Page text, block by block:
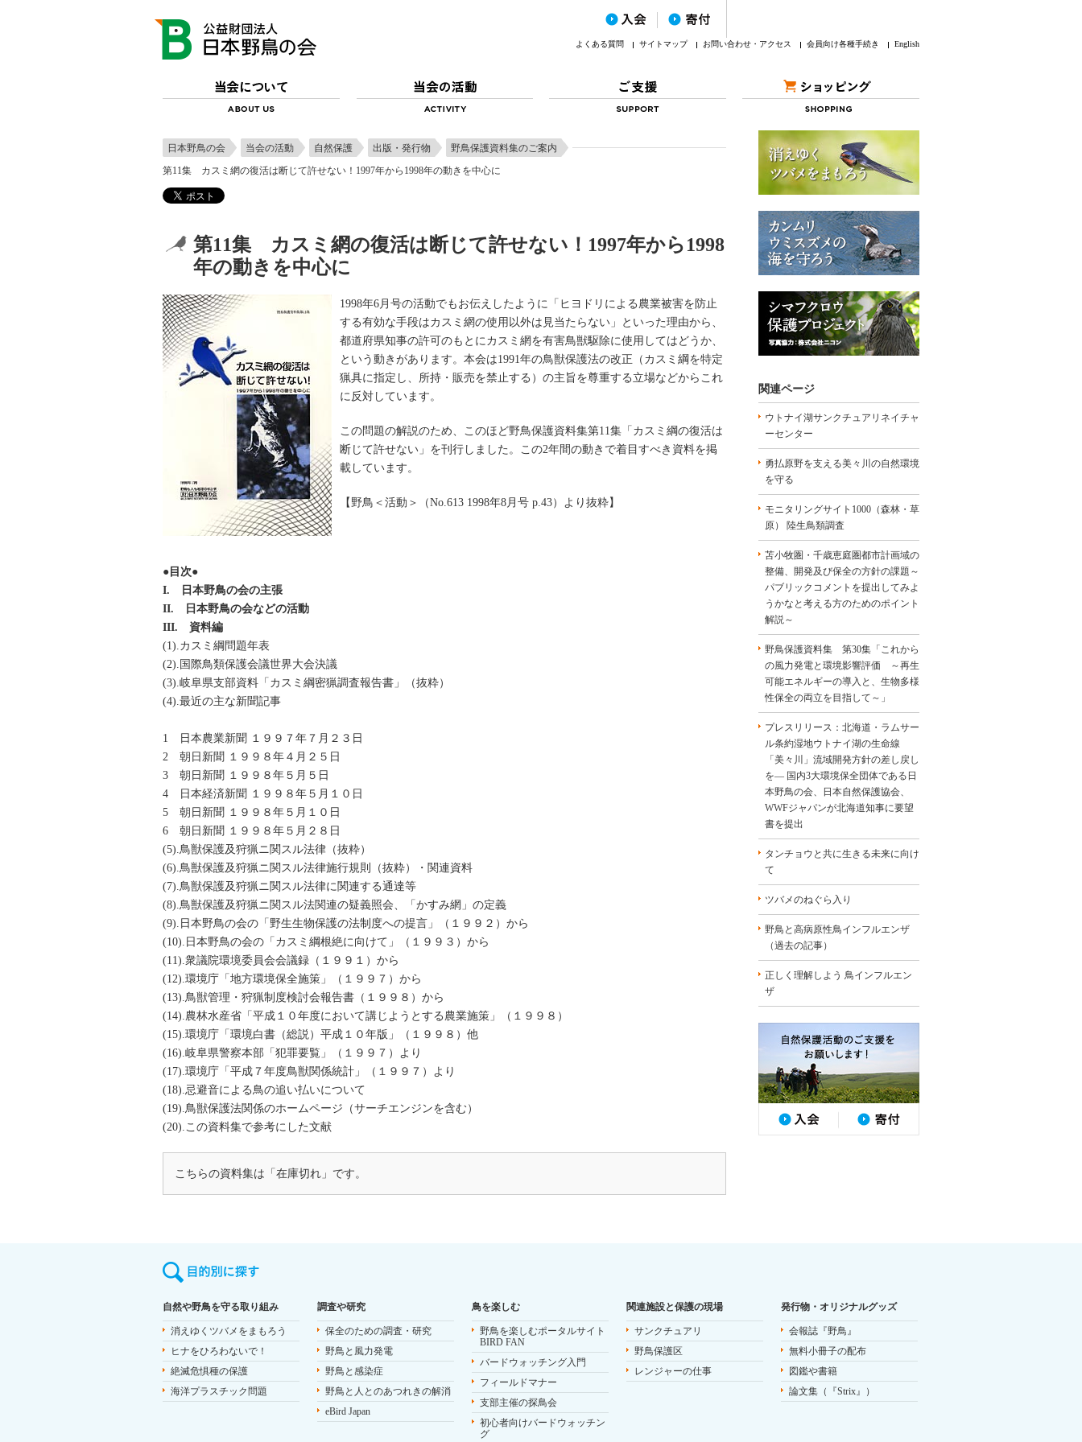
よくある質問 サイトマップ お問い合わせ・アクセス 会員向け各種手続き English
日本野鳥の会 当会の活動 自然保護 出版・発行物
野鳥保護資料集のご案内
第11集 カスミ網の復活は断じて許せない！1997年から1998年の動きを中心に
第11集 カスミ網の復活は断じて許せない！1997年から1998
年の動きを中心に
1998年6月号の活動でもお伝えしたように「ヒヨドリによる農業被害を防止
する有効な手段はカスミ網の使用以外は見当たらない」といった理由から、
都道府県知事の許可のもとにカスミ網を有害鳥獣駆除に使用してはどうか、
という動きがあります。本会は1991年の鳥獣保護法の改正（カスミ綱を特定
猟具に指定し、所持・販売を禁止する）の主旨を尊重する立場などからこれ
に反対しています。
この問題の解説のため、このほど野鳥保護資料集第11集「カスミ綱の復活は
断じて許せない」を刊行しました。この2年間の動きで着目すべき資料を掲
載しています。
【野鳥＜活動＞（No.613 1998年8月号 p.43）より抜粋】
●目次●
I. 日本野鳥の会の主張
II. 日本野鳥の会などの活動
III. 資料編
(1).カスミ綱問題年表
(2).国際鳥類保護会議世界大会決議
(3).岐阜県支部資料「カスミ綱密猟調査報告書」（抜粋）
(4).最近の主な新聞記事
1 日本農業新聞 １９９７年７月２３日
2 朝日新聞 １９９８年４月２５日
3 朝日新聞 １９９８年５月５日
4 日本経済新聞 １９９８年５月１０日
5 朝日新聞 １９９８年５月１０日
6 朝日新聞 １９９８年５月２８日
(5).鳥獣保護及狩猟ニ関スル法律（抜粋）
(6).鳥獣保護及狩猟ニ関スル法律施行規則（抜粋）・関連資料
(7).鳥獣保護及狩猟ニ関スル法律に関連する通達等
(8).鳥獣保護及狩猟ニ関スル法関連の疑義照会、「かすみ網」の定義
(9).日本野鳥の会の「野生生物保護の法制度への提言」（１９９２）から
(10).日本野鳥の会の「カスミ綱根絶に向けて」（１９９３）から
(11).衆議院環境委員会会議録（１９９１）から
(12).環境庁「地方環境保全施策」（１９９７）から
(13).鳥獣管理・狩猟制度検討会報告書（１９９８）から
(14).農林水産省「平成１０年度において講じようとする農業施策」（１９９８）
(15).環境庁「環境白書（総説）平成１０年版」（１９９８）他
(16).岐阜県警察本部「犯罪要覧」（１９９７）より
(17).環境庁「平成７年度鳥獣関係統計」（１９９７）より
(18).忌避音による鳥の追い払いについて
(19).鳥獣保護法関係のホームページ（サーチエンジンを含む）
(20).この資料集で参考にした文献
こちらの資料集は「在庫切れ」です。
関連ページ
ウトナイ湖サンクチュアリネイチャ
ーセンター
勇払原野を支える美々川の自然環境
を守る
モニタリングサイト1000（森林・草
原） 陸生鳥類調査
苫小牧圏・千歳恵庭圏都市計画域の
整備、開発及び保全の方針の課題～
パブリックコメントを提出してみよ
うかなと考える方のためのポイント
解説～
野鳥保護資料集 第30集「これから
の風力発電と環境影響評価 ～再生
可能エネルギーの導入と、生物多様
性保全の両立を目指して～」
プレスリリース：北海道・ラムサー
ル条約湿地ウトナイ湖の生命線
「美々川」流域開発方針の差し戻し
を― 国内3大環境保全団体である日
本野鳥の会、日本自然保護協会、
WWFジャパンが北海道知事に要望
書を提出
タンチョウと共に生きる未来に向け
て
ツバメのねぐら入り
野鳥と高病原性鳥インフルエンザ
（過去の記事）
正しく理解しよう 鳥インフルエン
ザ
自然や野鳥を守る取り組み
消えゆくツバメをまもろう
ヒナをひろわないで！
絶滅危惧種の保護
海洋プラスチック問題
調査や研究
保全のための調査・研究
野鳥と風力発電
野鳥と感染症
野鳥と人とのあつれきの解消
eBird Japan
鳥を楽しむ
野鳥を楽しむポータルサイト
BIRD FAN
バードウォッチング入門
フィールドマナー
支部主催の探鳥会
初心者向けバードウォッチン
グ
関連施設と保護の現場
サンクチュアリ
野鳥保護区
レンジャーの仕事
発行物・オリジナルグッズ
会報誌『野鳥』
無料小冊子の配布
図鑑や書籍
論文集（『Strix』）